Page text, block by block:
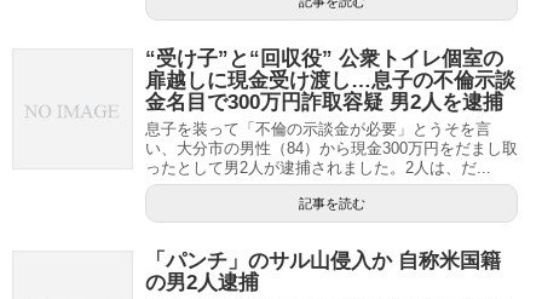
“受け子”と“回収役” 公衆トイレ個室の
扉越しに現金受け渡し…息子の不倫示談
金名目で300万円詐取容疑 男2人を逮捕
息子を装って「不倫の示談金が必要」とうそを言
い、大分市の男性（84）から現金300万円をだまし取
ったとして男2人が逮捕されました。2人は、だ...
記事を読む
「パンチ」のサル山侵入か 自称米国籍
の男2人逮捕